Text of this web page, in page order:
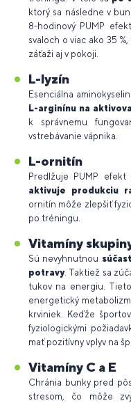
ktorý sa následne v
8-hodinový PUMP
svaloch o viac ako 35
záťaži aj v pokoji.
L-lyzín
Esenciálna
L-arginínu na
k správnemu
vstrebávanie vápnika.
L-ornitín
Predlžuje PUMP
aktivuje produkciu
ornitín môže zlepšiť
po tréningu.
Vitamíny
Sú nevyhnutnou
potravy. Taktiež sa
tukov na energiu.
energetický
krviniek. Keďže
fyziologickými
mať pozitívny vplyv na
Vitamíny C a E
Chránia bunkypred
stresom, čo môže